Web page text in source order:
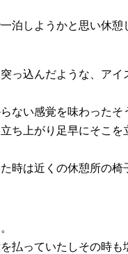
泊しようかと思い休
っ込んだような、アイ
ない感覚を味わったそ
ち上がり足早にそこ
時は近くの休憩所の椅
払っていたしその時